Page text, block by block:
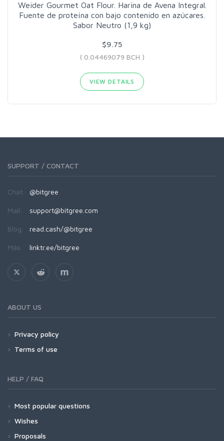
Weider Gourmet Oat Flour. Harina de Avena Integral.
Fuente de proteína con bajo contenido en azúcares.
Sabor Neutro (1,9 kg)
$9.75
( 0.04469079 BCH )
VIEW DETAILS
SUPPORT / CONTACT
Chat: @bitgree
Mail: support@bitgree.com
Blog: read.cash/@bitgree
Más: linktr.ee/bitgree
ABOUT US
Privacy policy
Terms of use
HELP / FAQ
Most popular questions
Wishes
Proposals